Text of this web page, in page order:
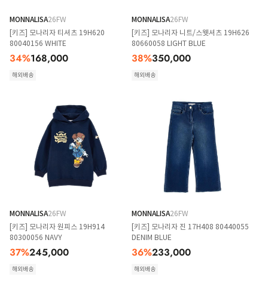
MONNALISA26FW
[키즈] 모나리자 티셔츠 19H620
80040156 WHITE
34%168,000
해외배송
MONNALISA26FW
[키즈] 모나리자 니트/스웻셔츠 19H626
80660058 LIGHT BLUE
38%350,000
해외배송
MONNALISA26FW
[키즈] 모나리자 원피스 19H914
80300056 NAVY
37%245,000
해외배송
MONNALISA26FW
[키즈] 모나리자 진 17H408 80440055
DENIM BLUE
36%233,000
해외배송